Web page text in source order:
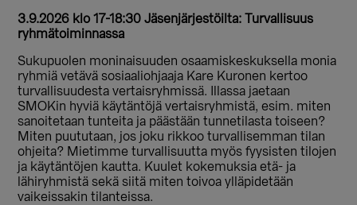
3.9.2026 klo 17-18:30 Jäsenjärjestöilta: Turvallisuus
ryhmätoiminnassa
Sukupuolen moninaisuuden osaamiskeskuksella monia
ryhmiä vetävä sosiaaliohjaaja Kare Kuronen kertoo
turvallisuudesta vertaisryhmissä. Illassa jaetaan
SMOKin hyviä käytäntöjä vertaisryhmistä, esim. miten
sanoitetaan tunteita ja päästään tunnetilasta toiseen?
Miten puututaan, jos joku rikkoo turvallisemman tilan
ohjeita? Mietimme turvallisuutta myös fyysisten tilojen
ja käytäntöjen kautta. Kuulet kokemuksia etä- ja
lähiryhmistä sekä siitä miten toivoa ylläpidetään
vaikeissakin tilanteissa.